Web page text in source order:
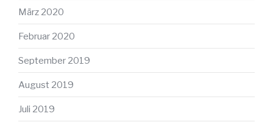
März 2020
Februar 2020
September 2019
August 2019
Juli 2019